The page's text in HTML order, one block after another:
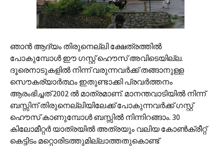
ഞാന്‍ ആദ്യം തിരുനെല്ലി ക്ഷേത്രത്തില്‍
പോകുമ്പോള്‍ ഈ ഗസ്റ്റ് ഹൌസ് അവിടെയില്ല.
ദൂരെനാടുകളില്‍ നിന്ന് വരുന്നവര്‍ക്ക് തങ്ങാനുള്ള
സൌകര്യാര്‍ത്ഥം ഇതുണ്ടാക്കി പ്രവര്‍ത്തനം
ആരംഭിച്ചത് 2002 ല്‍ മാത്രമാണ്. മാനന്തവാടിയില്‍ നിന്ന്
ബസ്സിന് തിരുനെല്ലിയിലേക്ക് പോകുന്നവര്‍ക്ക് ഗസ്റ്റ്
ഹൌസ് കാണുമ്പോള്‍ ബസ്സില്‍ നിന്നിറങ്ങാം. 30
കിലോമീറ്റര്‍ യാത്രയില്‍ അത്രയും വലിയ കോണ്‍ക്രീറ്റ്
കെട്ടിടം മറ്റൊരിടത്തുമില്ലാത്തതുകൊണ്ട്